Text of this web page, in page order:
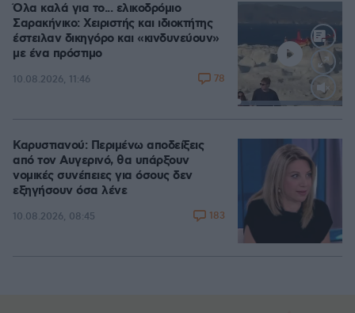
Loaded
Όλα καλά για το... ελικοδρόμιο
Σαρακήνικο: Χειριστής και ιδιοκτήτης
έστειλαν δικηγόρο και «κινδυνεύουν»
με ένα πρόστιμο
10.08.2026, 11:46 78
Καρυστιανού: Περιμένω αποδείξεις
από τον Αυγερινό, θα υπάρξουν
νομικές συνέπειες για όσους δεν
εξηγήσουν όσα λένε
10.08.2026, 08:45 183